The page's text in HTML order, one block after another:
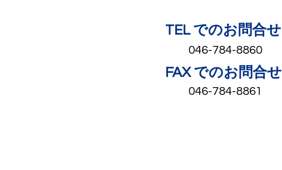
TEL でのお問合せ
046-784-8860
FAX でのお問合せ
046-784-8861